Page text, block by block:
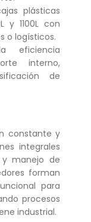
plásticas
y 1100L con
o logísticos.
eficiencia
interno,
de
constante y
integrales
y manejo de
forman
para
procesos
industrial.